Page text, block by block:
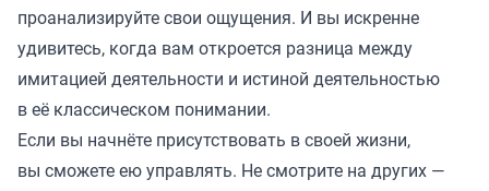
проанализируйте свои ощущения. И вы искренне
удивитесь, когда вам откроется разница между
имитацией деятельности и истиной деятельностью
в её классическом понимании.
Если вы начнёте присутствовать в своей жизни,
вы сможете ею управлять. Не смотрите на других —